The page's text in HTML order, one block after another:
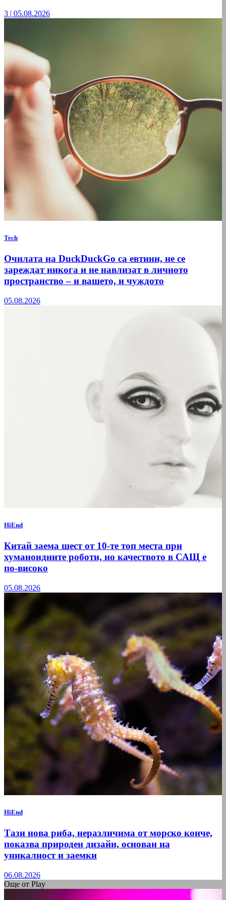
3 | 05.08.2026
Tech
Очилата на DuckDuckGo са евтини, не се
зареждат никога и не навлизат в личното
пространство – и вашето, и чуждото
05.08.2026
HiEnd
Китай заема шест от 10-те топ места при
хуманоидните роботи, но качеството в САЩ е
по-високо
05.08.2026
HiEnd
Тази нова риба, неразличима от морско конче,
показва природен дизайн, основан на
уникалност и заемки
06.08.2026
Още от Play